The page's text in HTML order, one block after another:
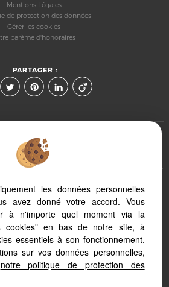
Mentions Légales
de protection des données
Gérer les cookies
barème d'honoraires
PARTAGER :
un confort de lecture permanent, depuis
ou votre smartphone, notre site s'adapte
Logiciel immo
Création site internet
Référencement site immobilier
les données personnelles
avez donné votre accord. Vous
à n'importe quel moment via la
cookies" en bas de notre site, à
essentiels à son fonctionnement.
sur vos données personnelles,
notre politique de protection des